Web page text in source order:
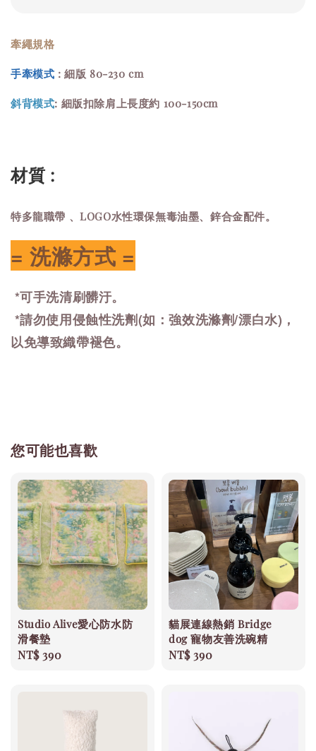
牽繩規格
手牽模式 : 細版 80-230 cm
斜背模式: 細版扣除肩上長度約 100-150cm
材質 :
特多龍職帶 、LOGO水性環保無毒油墨、鋅合金配件。
= 洗滌方式 =
*可手洗清刷髒汙。
*請勿使用侵蝕性洗劑(如：強效洗滌劑/漂白水)，
以免導致織帶褪色。
您可能也喜歡
Studio Alive愛心防水防
滑餐墊
Regular
NT$ 390
貓展連線熱銷 Bridge
dog 寵物友善洗碗精
Regular
NT$ 390